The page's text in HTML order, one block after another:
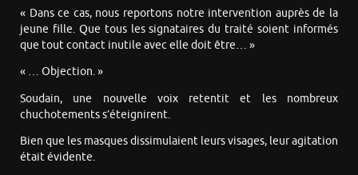
« Dans ce cas, nous reportons notre intervention auprès de la
jeune fille. Que tous les signataires du traité soient informés
que tout contact inutile avec elle doit être… »
« … Objection. »
Soudain, une nouvelle voix retentit et les nombreux
chuchotements s’éteignirent.
Bien que les masques dissimulaient leurs visages, leur agitation
était évidente.